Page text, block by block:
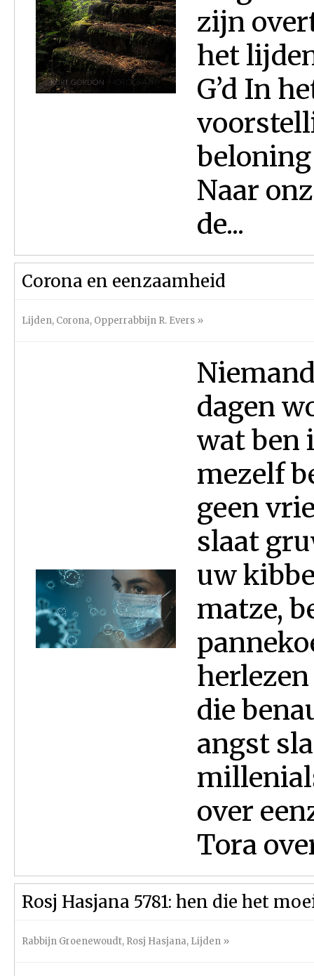
zijn
het
G’d In
Naar
de...
Corona en eenzaamheid
Lijden, Corona, Opperrabbijn R. Evers »
dagen
wat ben
mezelf
geen
slaat
uw
matze,
die
angst
over
Tora
Rosj Hasjana 5781: hen die het
Rabbijn Groenewoudt, Rosj Hasjana, Lijden »